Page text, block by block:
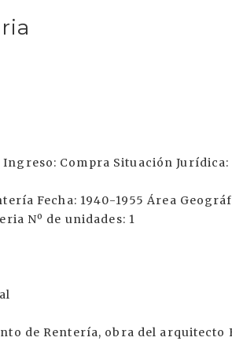
Compra Situación
Fecha: 1940-1955 Área
Nº de unidades: 1
de Rentería, obra del arquitecto